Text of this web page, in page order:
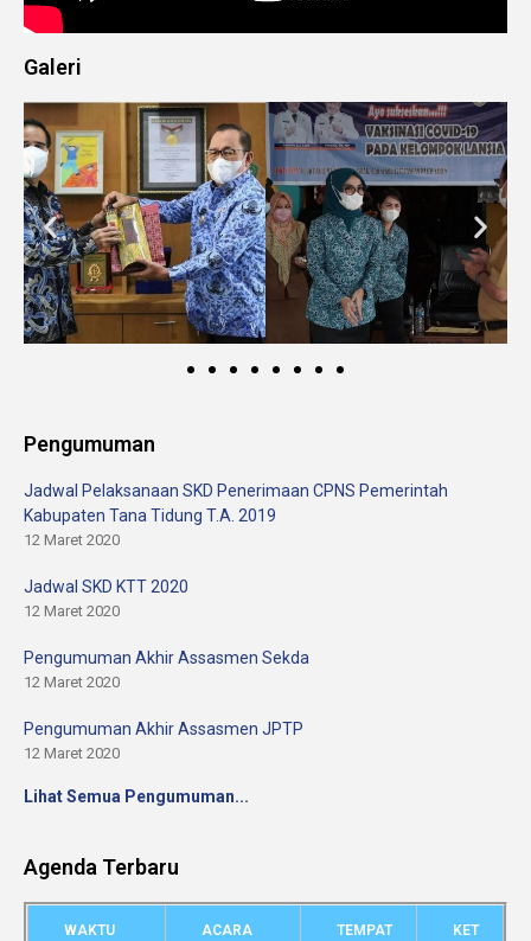
Galeri
Pengumuman
Jadwal Pelaksanaan SKD Penerimaan CPNS Pemerintah
Kabupaten Tana Tidung T.A. 2019
12 Maret 2020
Jadwal SKD KTT 2020
12 Maret 2020
Pengumuman Akhir Assasmen Sekda
12 Maret 2020
Pengumuman Akhir Assasmen JPTP
12 Maret 2020
Lihat Semua Pengumuman...
Agenda Terbaru
WAKTU ACARA TEMPAT KET